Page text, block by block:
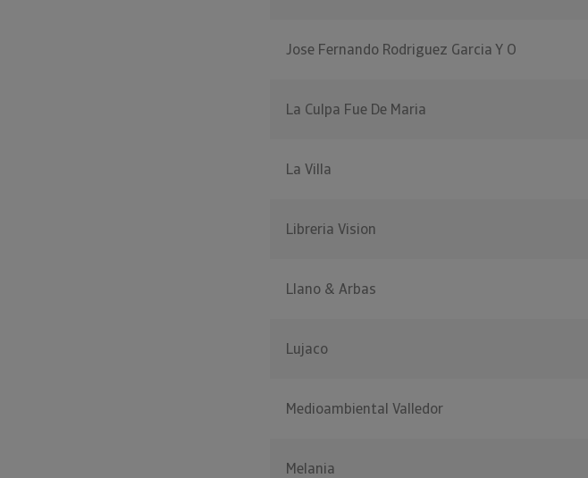
Jose Fernando Rodriguez Garcia Y O
La Culpa Fue De Maria
La Villa
Libreria Vision
Llano & Arbas
Lujaco
Medioambiental Valledor
Melania